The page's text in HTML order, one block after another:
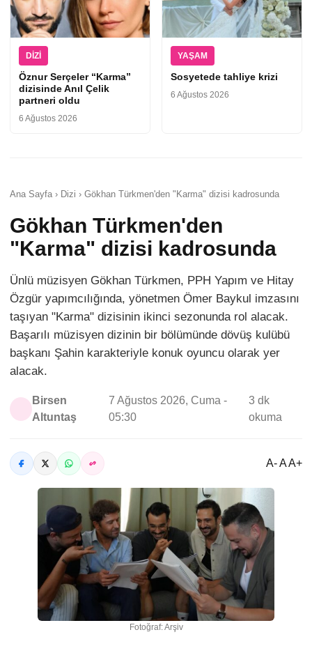
DIZI
Öznur Serçeler “Karma”
dizisinde Anıl Çelik
partneri oldu
6 Ağustos 2026
YAŞAM
Sosyetede tahliye krizi
6 Ağustos 2026
Ana Sayfa › Dizi › Gökhan Türkmen'den "Karma" dizisi kadrosunda
Gökhan Türkmen'den
"Karma" dizisi kadrosunda
Ünlü müzisyen Gökhan Türkmen, PPH Yapım ve Hitay
Özgür yapımcılığında, yönetmen Ömer Baykul imzasını
taşıyan "Karma" dizisinin ikinci sezonunda rol alacak.
Başarılı müzisyen dizinin bir bölümünde dövüş kulübü
başkanı Şahin karakteriyle konuk oyuncu olarak yer
alacak.
Birsen
Altuntaş
7 Ağustos 2026, Cuma -
05:30
3 dk
okuma
A- A A+
Fotoğraf: Arşiv